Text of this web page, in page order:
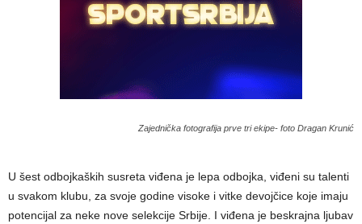
Zajednička fotografija prve tri ekipe- foto Dragan Krunić
U šest odbojkaških susreta viđena je lepa odbojka, viđeni su talenti
u svakom klubu, za svoje godine visoke i vitke devojčice koje imaju
potencijal za neke nove selekcije Srbije. I viđena je beskrajna ljubav